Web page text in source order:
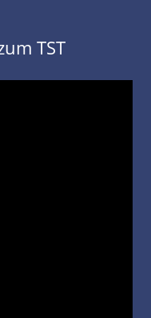
TST